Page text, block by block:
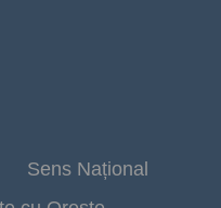
Sens Național